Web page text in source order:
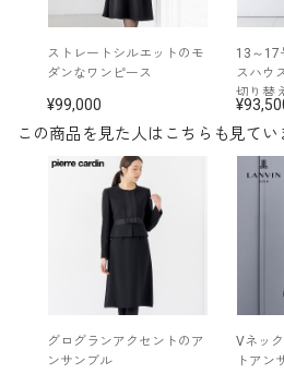
バスト ヒッ
5号 86.5 90.5
7号
9号 92.5
素材
表地：ポリエステル100％
テート78％ ポリエステル
この商品を見た人はこちらも見てい
グログランアクセントのア
ンサンブル
Vネッ
トアン
ストレートシルエットのモ
ダンなワンピース
99,000
13～17
スハウ
切り替
ンブル